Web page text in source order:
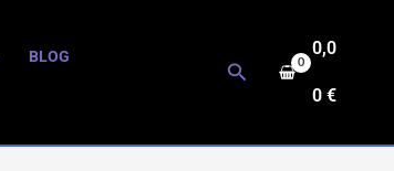
BLOG
Buscar
0,0
0€